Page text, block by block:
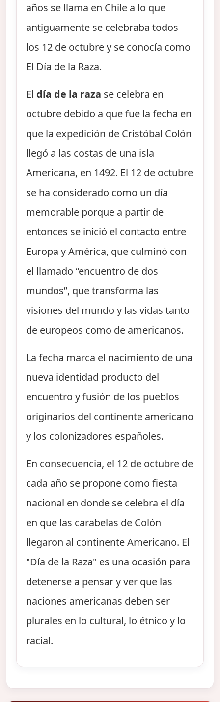
años se llama en Chile a lo que
antiguamente se celebraba todos
los 12 de octubre y se conocía como
El Día de la Raza.
El día de la raza se celebra en
octubre debido a que fue la fecha en
que la expedición de Cristóbal Colón
llegó a las costas de una isla
Americana, en 1492. El 12 de octubre
se ha considerado como un día
memorable porque a partir de
entonces se inició el contacto entre
Europa y América, que culminó con
el llamado “encuentro de dos
mundos”, que transforma las
visiones del mundo y las vidas tanto
de europeos como de americanos.
La fecha marca el nacimiento de una
nueva identidad producto del
encuentro y fusión de los pueblos
originarios del continente americano
y los colonizadores españoles.
En consecuencia, el 12 de octubre de
cada año se propone como fiesta
nacional en donde se celebra el día
en que las carabelas de Colón
llegaron al continente Americano. El
"Día de la Raza" es una ocasión para
detenerse a pensar y ver que las
naciones americanas deben ser
plurales en lo cultural, lo étnico y lo
racial.